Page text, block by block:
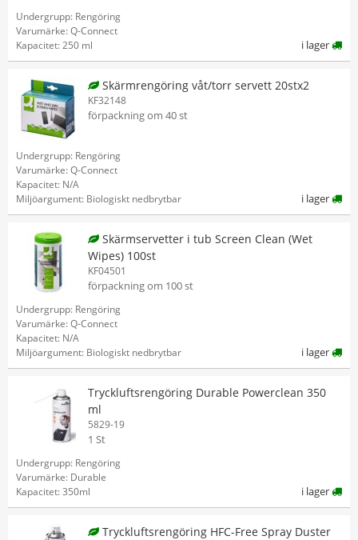
Undergrupp: Rengöring
Varumärke: Q-Connect
Kapacitet: 250 ml
i lager
Skärmrengöring våt/torr servett 20stx2
KF32148
förpackning om 40 st
Undergrupp: Rengöring
Varumärke: Q-Connect
Kapacitet: N/A
Miljöargument: Biologiskt nedbrytbar
i lager
Skärmservetter i tub Screen Clean (Wet
Wipes) 100st
KF04501
förpackning om 100 st
Undergrupp: Rengöring
Varumärke: Q-Connect
Kapacitet: N/A
Miljöargument: Biologiskt nedbrytbar
i lager
Tryckluftsrengöring Durable Powerclean 350
ml
5829-19
1 St
Undergrupp: Rengöring
Varumärke: Durable
Kapacitet: 350ml
i lager
Tryckluftsrengöring HFC-Free Spray Duster